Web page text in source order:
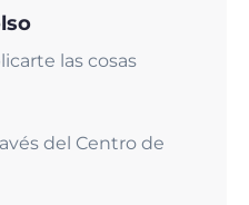
las cosas
del Centro de